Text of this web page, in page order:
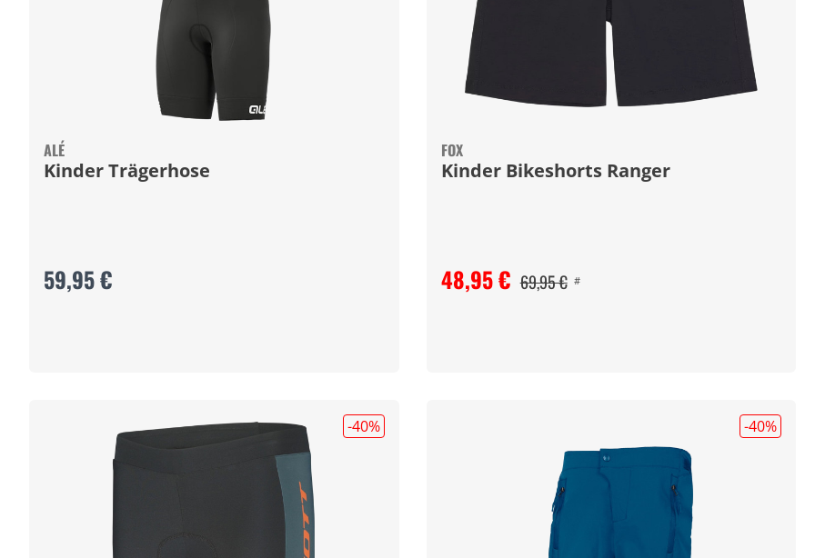
ALÉ
Kinder Trägerhose
59,95 €
FOX
Kinder Bikeshorts Ranger
48,95 € 69,95 € #
-40% -40%